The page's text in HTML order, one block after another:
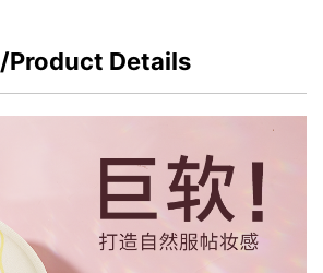
/Product Details